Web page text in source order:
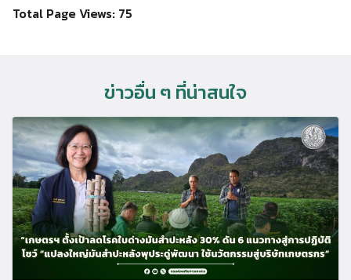
Total Page Views: 75
ข่าวอื่น ๆ ที่น่าสนใจ